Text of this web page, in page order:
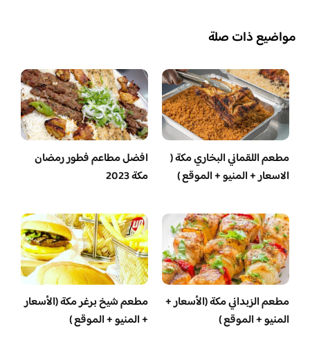
مواضيع ذات صلة
مطعم اللقماني البخاري مكة (
الاسعار + المنيو + الموقع )
افضل مطاعم فطور رمضان
مكة 2023
مطعم الزبداني مكة (الأسعار +
المنيو + الموقع )
مطعم شيخ برغر مكة (الأسعار
+ المنيو + الموقع )